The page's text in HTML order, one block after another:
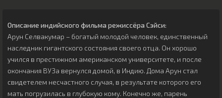
Описание индийского фильма режиссёра Сэйси:
Арун Селвакумар – богатый молодой человек, единственный
наследник гигантского состояния своего отца. Он хорошо
учился в престижном американском университете, и после
окончания ВУЗа вернулся домой, в Индию. Дома Арун стал
свидетелем несчастного случая, в результате которого его
мать погрузилась в глубокую кому. Конечно же, парень